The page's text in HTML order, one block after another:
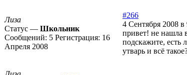
Лиза
Статус — Школьник
Сообщений: 5 Регистрация: 16
Апреля 2008
#266
4 Сентября 2008 в
привет! не нашла
подскажите, есть
утварь и всё